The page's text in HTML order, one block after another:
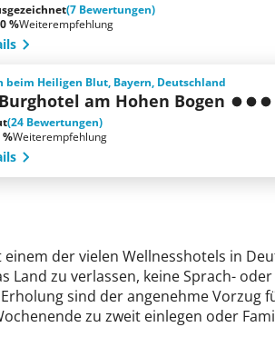
(7 Bewertungen)
%Weiterempfehlung
beim Heiligen Blut, Bayern, Deutschland
am Hohen Bogen
(24 Bewertungen)
%Weiterempfehlung
der vielen Wellnesshotels in
Land zu verlassen, keine Sprach- oder
sind der angenehme Vorzug
zu zweit einlegen oder